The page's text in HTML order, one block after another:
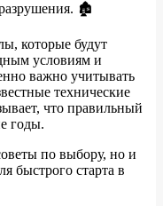
🏚️
которые будут
условиям и
важно учитывать
технические
что правильный
годы.
по выбору, но и
быстрого старта в